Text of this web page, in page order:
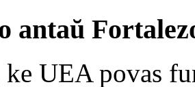
antaŭ
ke UEA povas